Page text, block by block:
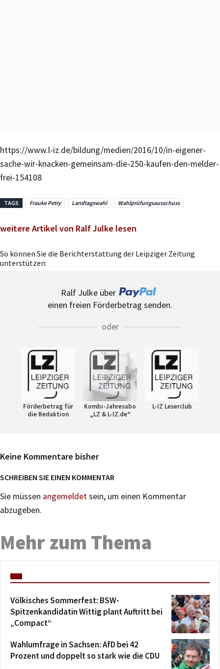
https://www.l-iz.de/bildung/medien/2016/10/in-eigener-
sache-wir-knacken-gemeinsam-die-250-kaufen-den-melder-
frei-154108
TAGS Frauke Petry Landtagswahl Wahlprüfungsausschuss
weitere Artikel von Ralf Julke lesen
So können Sie die Berichterstattung der Leipziger Zeitung
unterstützen:
Ralf Julke über
einen freien Förderbetrag senden.
oder
Förderbetrag für
die Redaktion
Kombi-Jahresabo
„LZ & L-IZ.de“
L-IZ Leserclub
Keine Kommentare bisher
SCHREIBEN SIE EINEN KOMMENTAR
Sie müssen angemeldetsein, um einen Kommentar
abzugeben.
Mehr zum Thema
Völkisches Sommerfest: BSW-
Spitzenkandidatin Wittig plant Auftritt bei
„Compact“
Wahlumfrage in Sachsen: AfD bei 42
Prozent und doppelt so stark wie die CDU